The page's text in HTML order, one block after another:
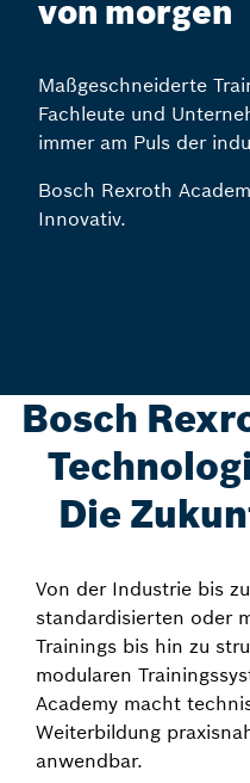
von morgen
Maßgeschneiderte
Fachleute und
immer am Puls der
Bosch Rexroth
Innovativ.
Bosch
Die
Von der Industrie bis
standardisierten oder
Trainings bis hin zu
modularen
Academy macht
Weiterbildung
anwendbar.